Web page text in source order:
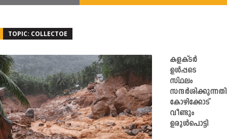
TOPIC: COLLECTOE
കളക്ടർ
ഉൾപ്പടെ
സ്ഥലം
കോഴിക്കോട്
വീണ്ടും
ഉരുൾപൊട്ടി